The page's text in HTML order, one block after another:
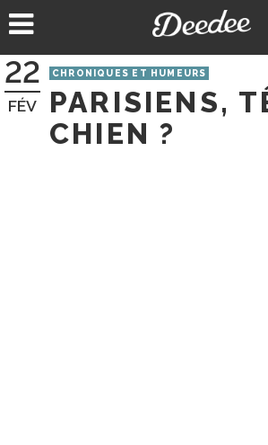
au
22
FÉV
CHRONIQUES ET HUMEURS
PARISIENS,
CHIEN ?